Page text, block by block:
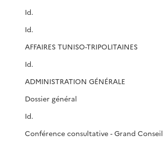
Id.
Id.
AFFAIRES TUNISO-TRIPOLITAINES
Id.
ADMINISTRATION GÉNÉRALE
Dossier général
Id.
Conférence consultative - Grand Conseil